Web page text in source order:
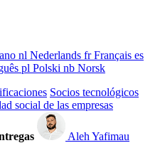
nl Nederlands frFrançais es
pl Polski nb Norsk
Socios tecnológicos
social de las empresas
Aleh Yafimau